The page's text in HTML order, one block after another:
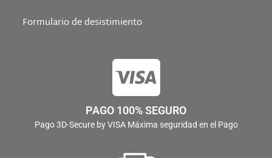
Formulario de desistimiento
PAGO 100% SEGURO
Pago 3D-Secure by VISA Máxima seguridad en el Pago